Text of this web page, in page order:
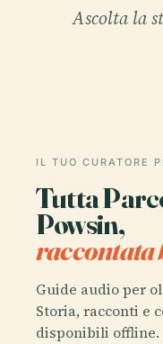
Ascolta la
IL TUO CURATORE
Tutta
Powsin,
raccontata
Guide audio per
Storia, racconti e
disponibili offline.